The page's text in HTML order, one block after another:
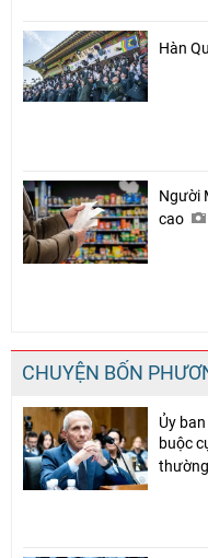
Hàn
Người
cao
CHUYỆN BỐN
Ủy
buộc